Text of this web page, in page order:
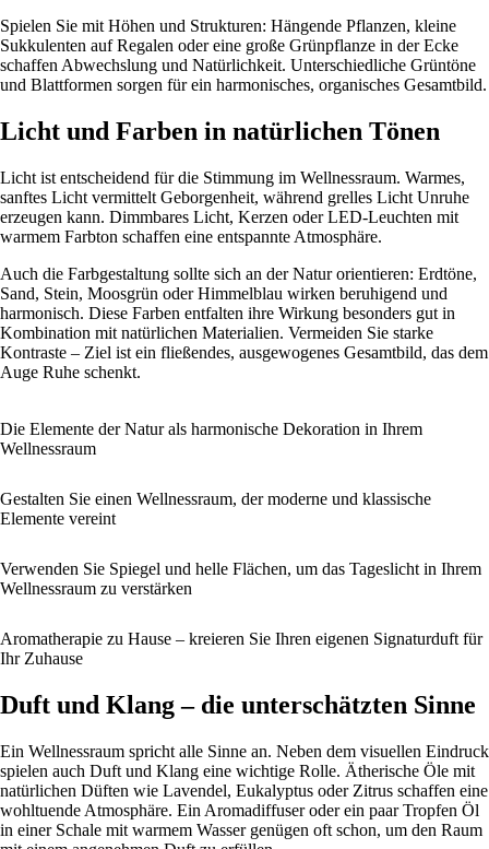
Spielen Sie mit Höhen und Strukturen: Hängende Pflanzen, kleine
Sukkulenten auf Regalen oder eine große Grünpflanze in der Ecke
schaffen Abwechslung und Natürlichkeit. Unterschiedliche Grüntöne
und Blattformen sorgen für ein harmonisches, organisches Gesamtbild.
Licht und Farben in natürlichen Tönen
Licht ist entscheidend für die Stimmung im Wellnessraum. Warmes,
sanftes Licht vermittelt Geborgenheit, während grelles Licht Unruhe
erzeugen kann. Dimmbares Licht, Kerzen oder LED-Leuchten mit
warmem Farbton schaffen eine entspannte Atmosphäre.
Auch die Farbgestaltung sollte sich an der Natur orientieren: Erdtöne,
Sand, Stein, Moosgrün oder Himmelblau wirken beruhigend und
harmonisch. Diese Farben entfalten ihre Wirkung besonders gut in
Kombination mit natürlichen Materialien. Vermeiden Sie starke
Kontraste – Ziel ist ein fließendes, ausgewogenes Gesamtbild, das dem
Auge Ruhe schenkt.
Die Elemente der Natur als harmonische Dekoration in Ihrem
Wellnessraum
Gestalten Sie einen Wellnessraum, der moderne und klassische
Elemente vereint
Verwenden Sie Spiegel und helle Flächen, um das Tageslicht in Ihrem
Wellnessraum zu verstärken
Aromatherapie zu Hause – kreieren Sie Ihren eigenen Signaturduft für
Ihr Zuhause
Duft und Klang – die unterschätzten Sinne
Ein Wellnessraum spricht alle Sinne an. Neben dem visuellen Eindruck
spielen auch Duft und Klang eine wichtige Rolle. Ätherische Öle mit
natürlichen Düften wie Lavendel, Eukalyptus oder Zitrus schaffen eine
wohltuende Atmosphäre. Ein Aromadiffuser oder ein paar Tropfen Öl
in einer Schale mit warmem Wasser genügen oft schon, um den Raum